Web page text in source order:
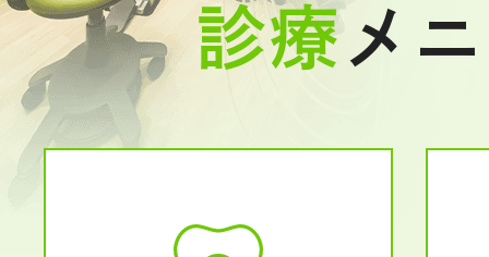
診療 メ